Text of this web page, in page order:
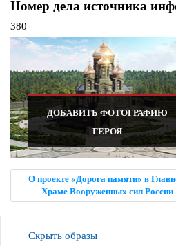
Номер дела источника
380
ДОБАВИТЬ ФОТОГРАФИЮ
ГЕРОЯ
О проекте «Дорога памяти» в
Храме Вооруженных сил России
Скрыть образы